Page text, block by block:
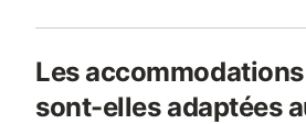
Les
sont-elles adaptées